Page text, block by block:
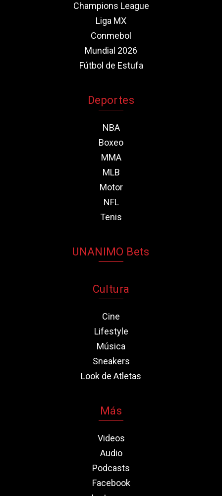
Champions League
Liga MX
Conmebol
Mundial 2026
Fútbol de Estufa
Deportes
NBA
Boxeo
MMA
MLB
Motor
NFL
Tenis
UNANIMO Bets
Cultura
Cine
Lifestyle
Música
Sneakers
Look de Atletas
Más
Videos
Audio
Podcasts
Facebook